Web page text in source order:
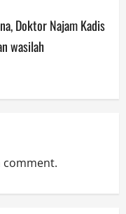
Doktor Najam Kadis
wasilah